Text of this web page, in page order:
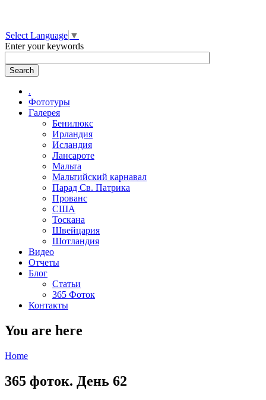
Select Language ▼
Enter your keywords
.
Фототуры
Галерея
Бенилюкс
Ирландия
Исландия
Лансароте
Мальта
Мальтийский карнавал
Парад Св. Патрика
Прованс
США
Тоскана
Швейцария
Шотландия
Видео
Отчеты
Блог
Статьи
365 Фоток
Контакты
You are here
Home
365 фоток. День 62